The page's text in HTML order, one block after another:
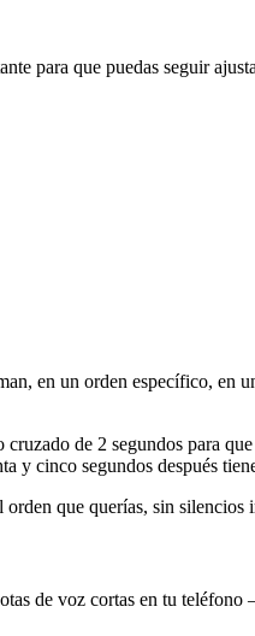
para que puedas seguir
en un orden específico, en
de 2 segundos para
y cinco segundos después
que querías, sin silencios
de voz cortas en tu